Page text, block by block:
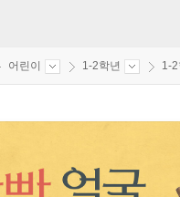
어린이 1-2학년 1-